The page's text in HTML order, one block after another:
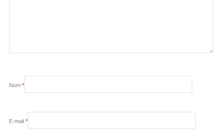
Nom *
E-mail *